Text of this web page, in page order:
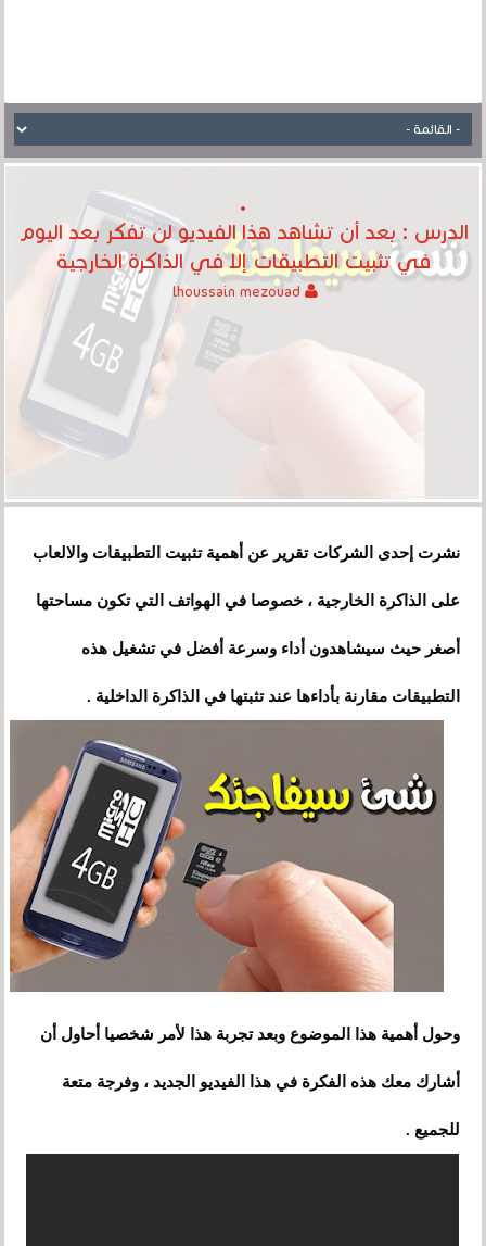
الدرس : بعد أن تشاهد هذا الفيديو لن تفكر بعد اليوم
في تثبيت التطبيقات إلا في الذاكرة الخارجية
نشرت إحدى الشركات تقرير عن أهمية تثبيت التطبيقات والالعاب
على الذاكرة الخارجية ، خصوصا في الهواتف التي تكون مساحتها
أصغر حيث سيشاهدون أداء وسرعة أفضل في تشغيل هذه
التطبيقات مقارنة بأداءها عند تثبتها في الذاكرة الداخلية .
وحول أهمية هذا الموضوع وبعد تجربة هذا لأمر شخصيا أحاول أن
أشارك معك هذه الفكرة في هذا الفيديو الجديد ، وفرجة متعة
للجميع .